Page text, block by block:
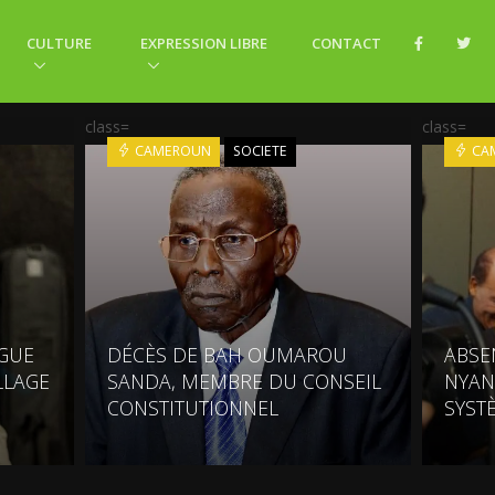
CULTURE EXPRESSION LIBRE CONTACT
class=
CAMEROUN SOCIETE
DÉCÈS DE BAH OUMAROU
SANDA, MEMBRE DU CONSEIL
CONSTITUTIONNEL
class=